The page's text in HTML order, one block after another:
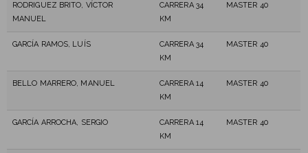
RODRIGUEZ BRITO, VÍCTOR
MANUEL
CARRERA 34
KM
MASTER 40
GARCÍA RAMOS, LUÍS
CARRERA 34
KM
MASTER 40
BELLO MARRERO, MANUEL
CARRERA 14
KM
MASTER 40
GARCÍA ARROCHA, SERGIO
CARRERA 14
KM
MASTER 40